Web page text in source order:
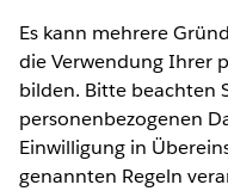
Es kann mehrere
die Verwendung Ihrer
bilden. Bitte beachten
personenbezogenen
Einwilligung in
genannten Regeln